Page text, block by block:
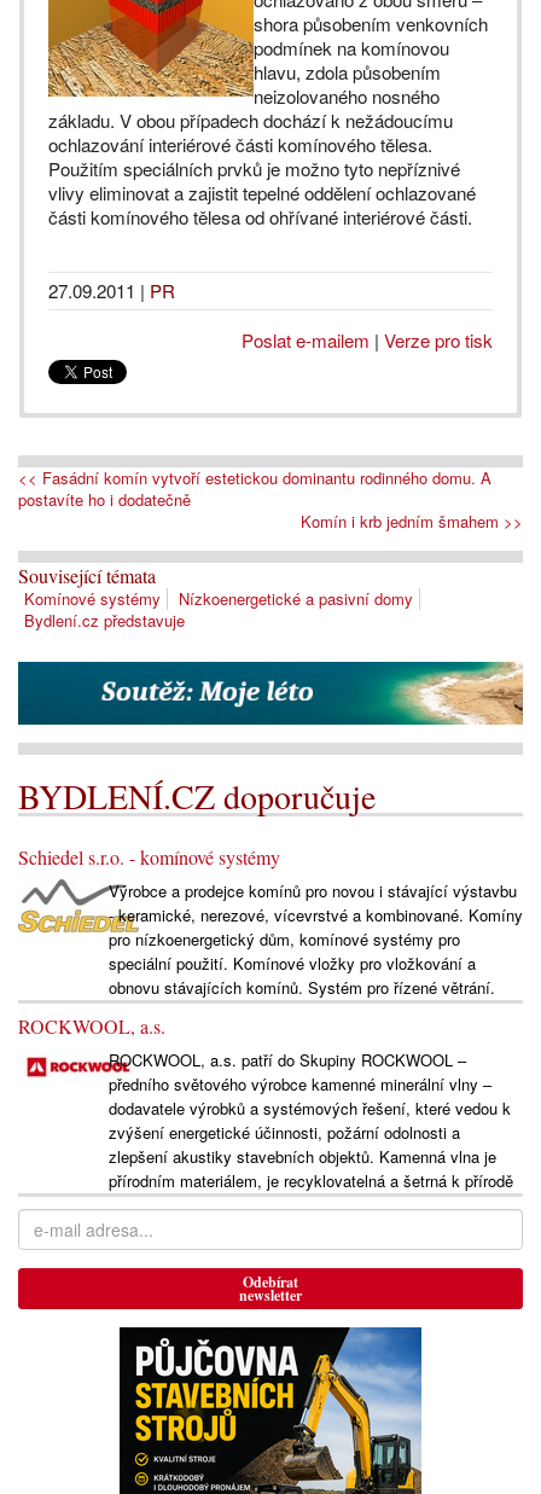
shora působením venkovních
podmínek na komínovou
hlavu, zdola působením
neizolovaného nosného
základu. V obou případech dochází k nežádoucímu
ochlazování interiérové části komínového tělesa.
Použitím speciálních prvků je možno tyto nepříznivé
vlivy eliminovat a zajistit tepelné oddělení ochlazované
části komínového tělesa od ohřívané interiérové části.
27.09.2011 | PR
Poslat e-mailem | Verze pro tisk
<< Fasádní komín vytvoří estetickou dominantu rodinného domu. A
postavíte ho i dodatečně
Komín i krb jedním šmahem >>
Související témata
Komínové systémy
Nízkoenergetické a pasivní domy
Bydlení.cz představuje
BYDLENÍ.CZ doporučuje
Schiedel s.r.o. - komínové systémy
Výrobce a prodejce komínů pro novou i stávající výstavbu
- keramické, nerezové, vícevrstvé a kombinované. Komíny
pro nízkoenergetický dům, komínové systémy pro
speciální použití. Komínové vložky pro vložkování a
obnovu stávajících komínů. Systém pro řízené větrání.
ROCKWOOL, a.s.
ROCKWOOL, a.s. patří do Skupiny ROCKWOOL –
předního světového výrobce kamenné minerální vlny –
dodavatele výrobků a systémových řešení, které vedou k
zvýšení energetické účinnosti, požární odolnosti a
zlepšení akustiky stavebních objektů. Kamenná vlna je
přírodním materiálem, je recyklovatelná a šetrná k přírodě
Odebírat
newsletter